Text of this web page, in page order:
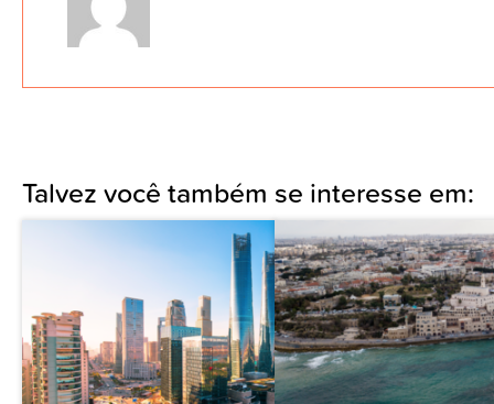
Talvez você também se interesse em: